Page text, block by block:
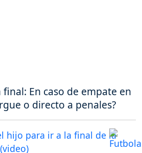
En caso de empate en
o directo a penales?